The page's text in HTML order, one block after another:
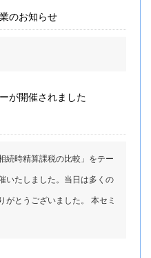
のお知らせ
が開催されました
続時精算課税の比較」をテー
いたしました。当日は多くの
がとうございました。 本セミ